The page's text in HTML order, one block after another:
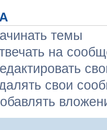
темы
на
свои